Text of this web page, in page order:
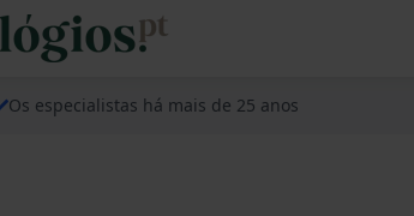
Os especialistas há mais de 25 anos